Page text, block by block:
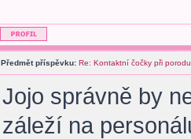
Předmět příspěvku: Re: Kontaktní čočky při porodu
Jojo správně by
záleží na